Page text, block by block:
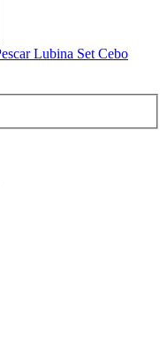
Lubina Set Cebo